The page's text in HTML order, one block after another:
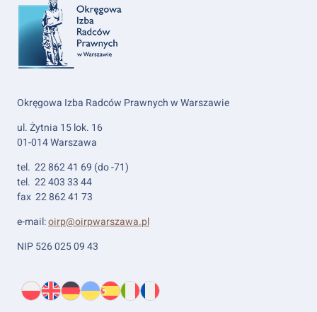
Okręgowa Izba Radców Prawnych w Warszawie
ul. Żytnia 15 lok. 16
01-014 Warszawa
tel. 22 862 41 69 (do -71)
tel. 22 403 33 44
fax 22 862 41 73
e-mail:oirp@oirpwarszawa.pl
NIP 526 025 09 43
Wybierz
język:
PL
O
EN
About
DE
About
UK
About
ES
About
IT
About
FR
About